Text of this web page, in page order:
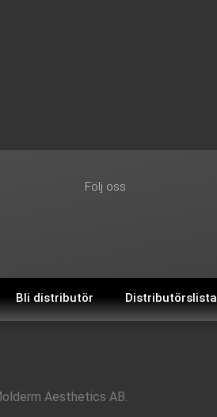
Följ oss
Bli distributör Distributörslista
Aesthetics AB.